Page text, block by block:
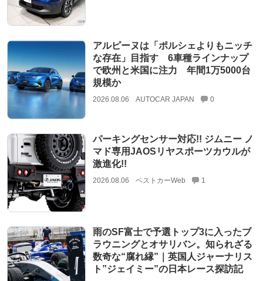
アルピーヌは「ポルシェよりもニッチ
な存在」目指す 6車種ラインナップ
で欧州と米国に注力 年間1万5000台
規模か
2026.08.06 AUTOCAR JAPAN 0
パーキングセンサー対応!! ジムニー ノ
マド専用JAOSリヤスポーツカウルが
激進化!!
2026.08.06 ベストカーWeb 1
雨のSF富士で予選トップ3に入ったブ
ラウニングとオサリバン。知られざる
数奇な“腐れ縁”｜英国人ジャーナリス
ト”ジェイミー”の日本レース探訪記